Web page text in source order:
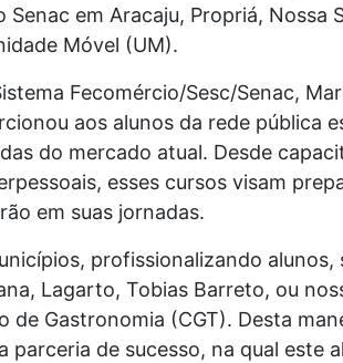
em Aracaju, Propriá, Nossa
Móvel (UM).
Fecomércio/Sesc/Senac,
aos alunos da rede pública
do mercado atual. Desde
esses cursos visam
em suas jornadas.
profissionalizando alunos,
Lagarto, Tobias Barreto, ou
Gastronomia (CGT). Desta
parceria de sucesso, na qual este